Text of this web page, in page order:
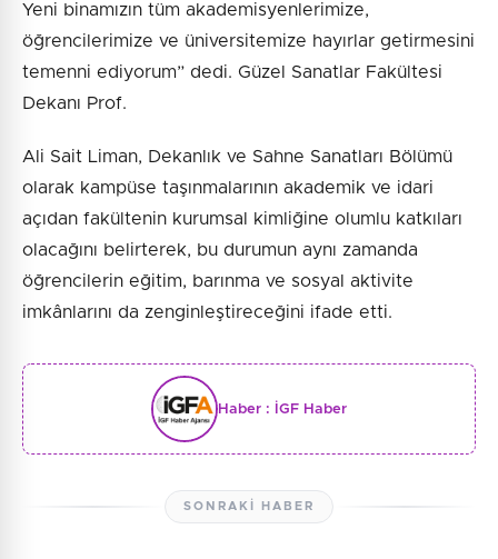
Yeni binamızın tüm akademisyenlerimize,
öğrencilerimize ve üniversitemize hayırlar getirmesini
temenni ediyorum” dedi. Güzel Sanatlar Fakültesi
Dekanı Prof.
Ali Sait Liman, Dekanlık ve Sahne Sanatları Bölümü
olarak kampüse taşınmalarının akademik ve idari
açıdan fakültenin kurumsal kimliğine olumlu katkıları
olacağını belirterek, bu durumun aynı zamanda
öğrencilerin eğitim, barınma ve sosyal aktivite
imkânlarını da zenginleştireceğini ifade etti.
Haber : İGF Haber
SONRAKI HABER